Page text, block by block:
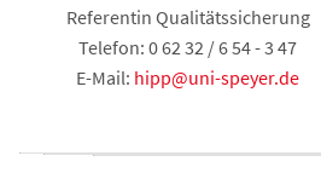
Referentin Qualitätssicherung
Telefon: 0 62 32 / 6 54 - 3 47
E-Mail: hipp@uni-speyer.de